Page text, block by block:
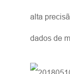
alta
dados de